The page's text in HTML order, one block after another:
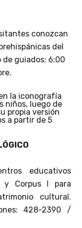
conozcan
del
de guiados: 6:00
la iconografía
niños, luego de
propia versión
a partir de 5
educativos
y Corpus I para
cultural.
428-2390 /